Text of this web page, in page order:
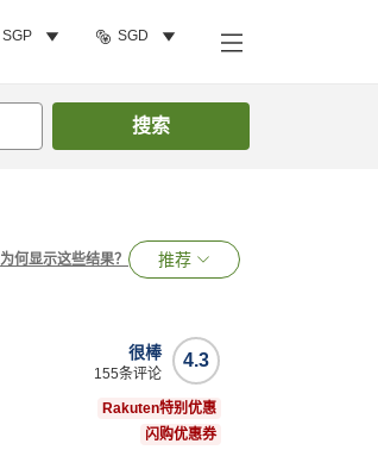
SGP SGD
搜索
为何显示这些结果？ 推荐
4.3
很棒
155条评论
Rakuten特别优惠
闪购优惠券